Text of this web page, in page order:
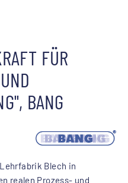
FÜR
BANG
Blech in
realen Prozess- und